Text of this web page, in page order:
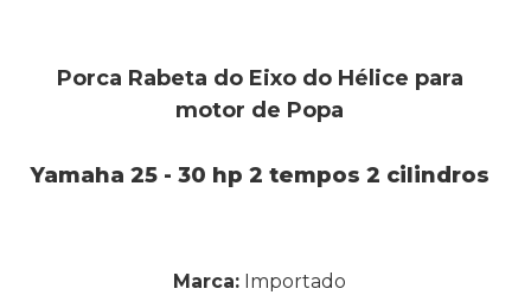
Porca Rabeta do Eixo do Hélice para
motor de Popa
Yamaha 25 - 30 hp 2 tempos 2 cilindros
Marca: Importado